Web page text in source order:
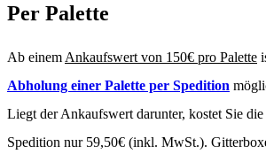
Per Palette
Ab einem Ankaufswert von 150€ pro Palette
Abholung einer Palette per Spedition
Liegt der Ankaufswert darunter, kostet Sie
Spedition nur 59,50€ (inkl. MwSt.).